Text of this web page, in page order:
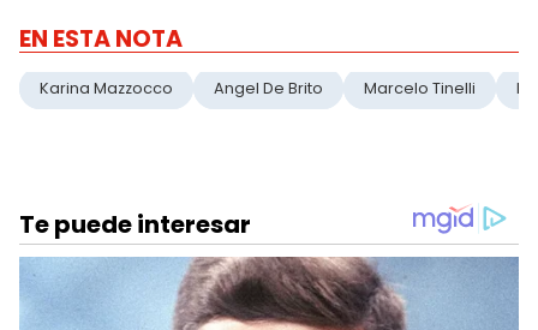
EN ESTA NOTA
Karina Mazzocco Angel De Brito Marcelo Tinelli